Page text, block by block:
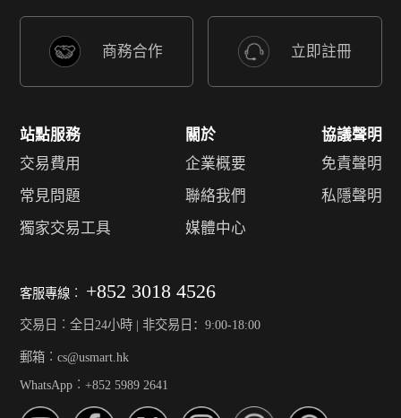
商務合作 立即註冊
站點服務
交易費用
常見問題
獨家交易工具
關於
企業概要
聯絡我們
媒體中心
協議聲明
免責聲明
私隱聲明
客服專線︰ +852 3018 4526
交易日︰全日24小時 | 非交易日：9:00-18:00
郵箱︰cs@usmart.hk
WhatsApp︰+852 5989 2641